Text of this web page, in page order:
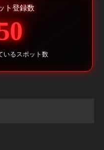
ト登録数
いるスポット数